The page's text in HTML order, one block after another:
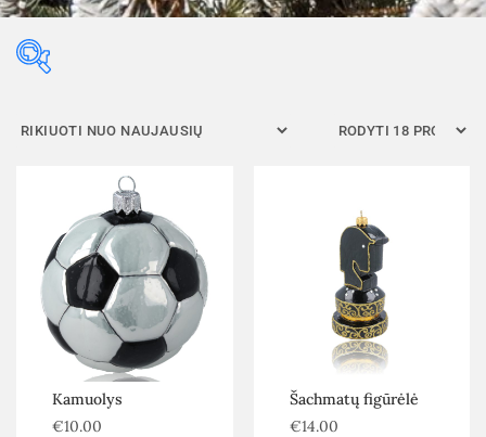
Kamuolys
€10.00
Šachmatų figūrėlė
€14.00